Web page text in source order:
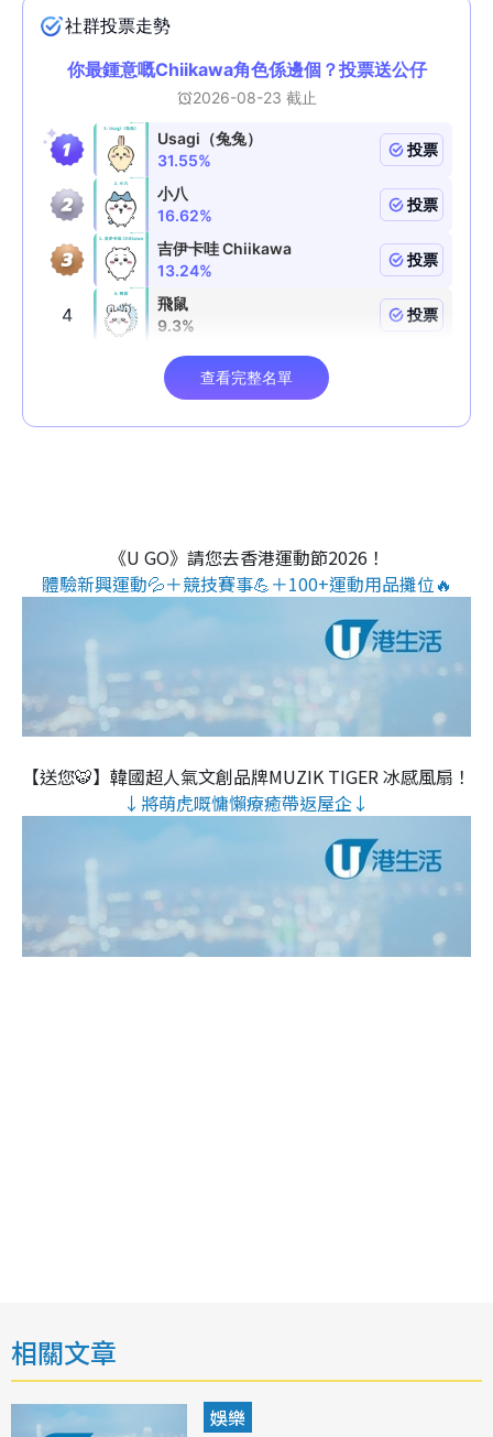
《U GO》請您去香港運動節2026！
體驗新興運動💦＋競技賽事💪＋100+運動用品攤位🔥
【送您🐯】韓國超人氣文創品牌MUZIK TIGER 冰感風扇！
↓將萌虎嘅慵懶療癒帶返屋企↓
相關文章
娛樂